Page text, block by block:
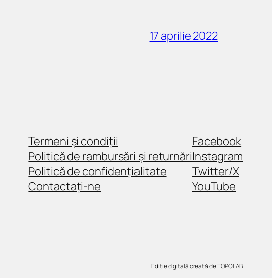
17 aprilie 2022
Termeni și condiții
Politică de rambursări și returnări
Politică de confidențialitate
Contactați-ne
Facebook
Instagram
Twitter/X
YouTube
Ediție digitală creată de TOPOLAB